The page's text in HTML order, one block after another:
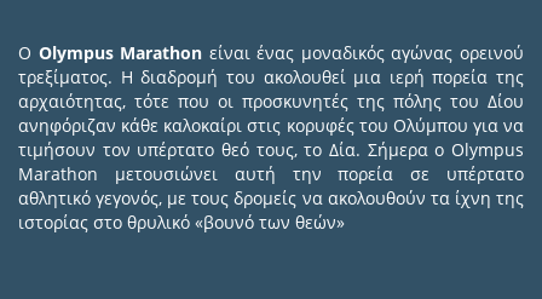
Ο Olympus Marathon είναι ένας μοναδικός αγώνας ορεινού
τρεξίματος. Η διαδρομή του ακολουθεί μια ιερή πορεία της
αρχαιότητας, τότε που οι προσκυνητές της πόλης του Δίου
ανηφόριζαν κάθε καλοκαίρι στις κορυφές του Ολύμπου για να
τιμήσουν τον υπέρτατο θεό τους, το Δία. Σήμερα ο Olympus
Marathon μετουσιώνει αυτή την πορεία σε υπέρτατο
αθλητικό γεγονός, με τους δρομείς να ακολουθούν τα ίχνη της
ιστορίας στο θρυλικό «βουνό των θεών»